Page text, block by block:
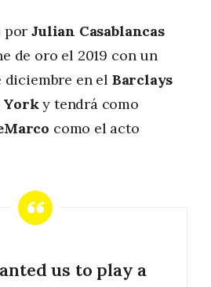
porJulian Casablancas
de oro el 2019 con un
diciembre en el Barclays
Yorky tendrá como
como el acto
us to play a